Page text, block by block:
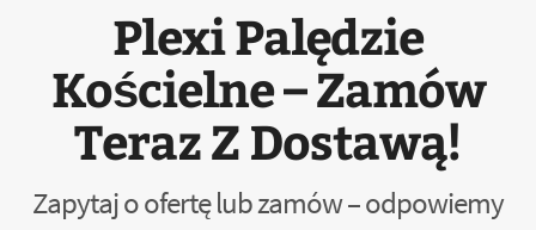
Plexi Palędzie
Kościelne – Zamów
Teraz Z Dostawą!
Zapytaj o ofertę lub zamów – odpowiemy